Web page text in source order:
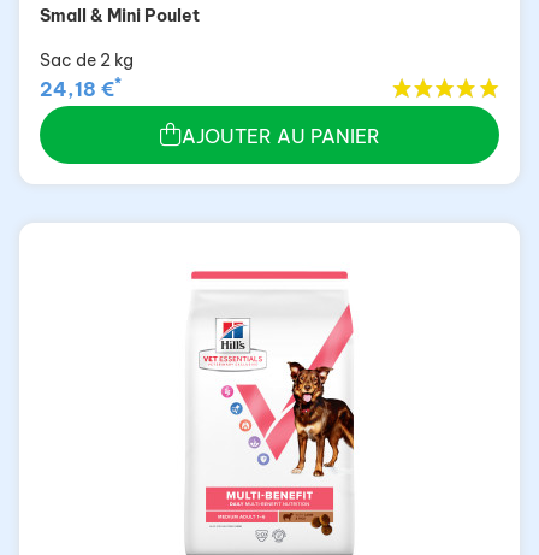
Small & Mini Poulet
Sac de 2 kg
24,18 €*
AJOUTER AU PANIER